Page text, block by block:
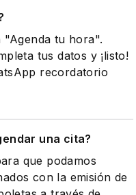
"Agenda tu hora".
tus datos y ¡listo!
recordatorio
una cita?
que podamos
con la emisión de